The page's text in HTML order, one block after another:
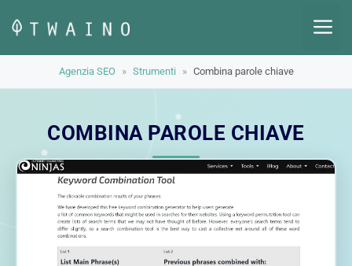
contenuto
Agenzia SEO » Strumenti » Combina parole chiave
COMBINA PAROLE CHIAVE